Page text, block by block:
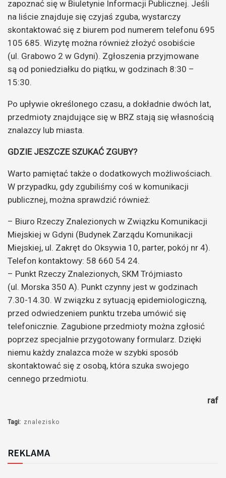
zapoznać się w Biuletynie Informacji Publicznej. Jeśli
na liście znajduje się czyjaś zguba, wystarczy
skontaktować się z biurem pod numerem telefonu 695
105 685. Wizytę można również złożyć osobiście
(ul. Grabowo 2 w Gdyni). Zgłoszenia przyjmowane
są od poniedziałku do piątku, w godzinach 8:30 –
15:30.
Po upływie określonego czasu, a dokładnie dwóch lat,
przedmioty znajdujące się w BRZ stają się własnością
znalazcy lub miasta.
GDZIE JESZCZE SZUKAĆ ZGUBY?
Warto pamiętać także o dodatkowych możliwościach.
W przypadku, gdy zgubiliśmy coś w komunikacji
publicznej, można sprawdzić również:
– Biuro Rzeczy Znalezionych w Związku Komunikacji
Miejskiej w Gdyni (Budynek Zarządu Komunikacji
Miejskiej, ul. Zakręt do Oksywia 10, parter, pokój nr 4).
Telefon kontaktowy: 58 660 54 24.
– Punkt Rzeczy Znalezionych, SKM Trójmiasto
(ul. Morska 350 A). Punkt czynny jest w godzinach
7.30-14.30. W związku z sytuacją epidemiologiczną,
przed odwiedzeniem punktu trzeba umówić się
telefonicznie. Zagubione przedmioty można zgłosić
poprzez specjalnie przygotowany formularz. Dzięki
niemu każdy znalazca może w szybki sposób
skontaktować się z osobą, która szuka swojego
cennego przedmiotu.
raf
Tagi: znalezisko
REKLAMA